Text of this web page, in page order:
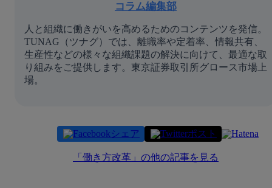
コラム編集部
人と組織に働きがいを高めるためのコンテンツを発信。
TUNAG（ツナグ）では、離職率や定着率、情報共有、
生産性などの様々な組織課題の解決に向けて、最適な取
り組みをご提供します。東京証券取引所グロース市場上
場。
シェア ポスト
「 働き方改革 」の他の記事を見る